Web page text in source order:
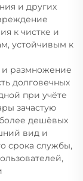
и других
к чистке и
устойчивым к
размножение
долговечных
при учёте
зачастую
дешёвых
вид и
срока службы,